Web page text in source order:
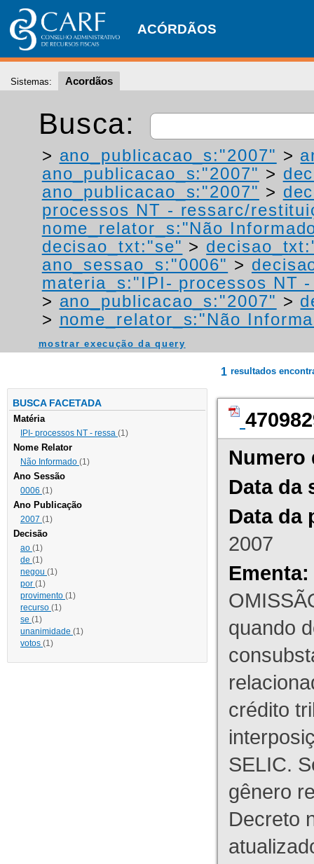
ACÓRDÃOS
Sistemas: Acordãos
Busca:
> ano_publicacao_s:"2007" >
ano_publicacao_s:"2007" >
ano_publicacao_s:"2007" >
processos NT - ressarc/
nome_relator_s:"Não
decisao_txt:"se" >
ano_sessao_s:"0006" >
materia_s:"IPI- processos NT
> ano_publicacao_s:"2007" >
> nome_relator_s:"Não
mostrar execução da query
BUSCA FACETADA
Matéria
IPI- processos NT - ressa (1)
Nome Relator
Não Informado (1)
Ano Sessão
0006 (1)
Ano Publicação
2007 (1)
Decisão
ao (1)
de (1)
negou (1)
por (1)
provimento (1)
recurso (1)
se (1)
unanimidade (1)
votos (1)
1 resultados
Numero
Data da
Data da
2007
Ementa:
quando
crédito
SELIC.
gênero
Decreto